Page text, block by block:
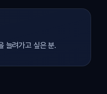
늘려가고 싶은 분.